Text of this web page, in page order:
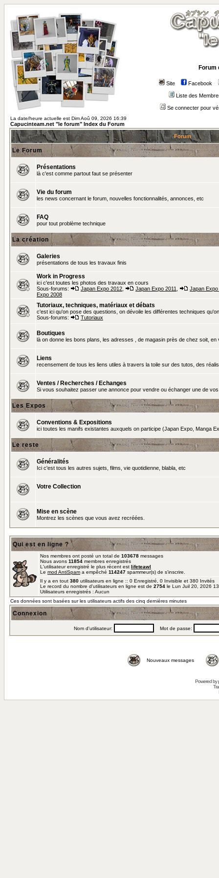
Forum
Site Facebook
Liste des
Se connecter pour
La date/heure actuelle est Dim Aoû 09, 2026 16:39
Capucinteam.net "le forum" Index du Forum
Forum
Le Forum
Présentations
là c'est comme partout faut se présenter
Vie du forum
les news concernant le forum, nouvelles fonctionnalités, annonces, etc
FAQ
pour tout problème technique
La création
Galeries
présentations de tous les travaux finis
Work in Progress
ici c'est toutes les photos des travaux en cours
Sous-forums:
Japan Expo 2012 Japan Expo 2011
Japan Expo
Expo 2008
Tutoriaux, techniques, matériaux et débats
c'est ici qu'on pose des questions, on dévoile les différentes techniques
Sous-forums:
Tutoriaux
Boutiques
là on donne les bons plans, les adresses , de magasin près de chez soit, en
Liens
recensement de tous les liens utiles à travers la toile sur des tutos, des
Ventes / Recherches / Echanges
Si vous souhaitez passer une annonce pour vendre ou échanger une de
Les Expos
Conventions & Expositions
ici toutes les manifs existantes auxquels on participe (Japan Expo, Manga
Le reste
Généralités
Ici c'est tous les autres sujets, films, vie quotidienne, blabla, etc
Votre Collection
Mise en scène
Montrez les scènes que vous avez recréées.
Qui est en ligne ?
Nos membres ont posté un total de 103678 messages
Nous avons 11854 membres enregistrés
L'utilisateur enregistré le plus récent est lifeteawl
Le mod AntiSpam a empêché 114247 spammeur(s) de s'inscrire.
Il y a en tout 380 utilisateurs en ligne :: 0 Enregistré, 0 Invisible et 380
Le record du nombre d'utilisateurs en ligne est de 2754 le Lun Juil 20, 2026
Utilisateurs enregistrés : Aucun
Ces données sont basées sur les utilisateurs actifs des cinq dernières minutes
Connexion
Nom d'utilisateur: Mot de passe:
Nouveaux messages
Powered by